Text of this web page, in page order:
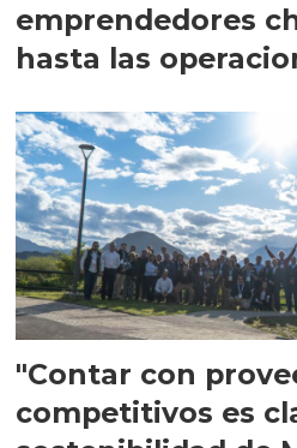
emprendedores
hasta las
"Contar con
competitivos es